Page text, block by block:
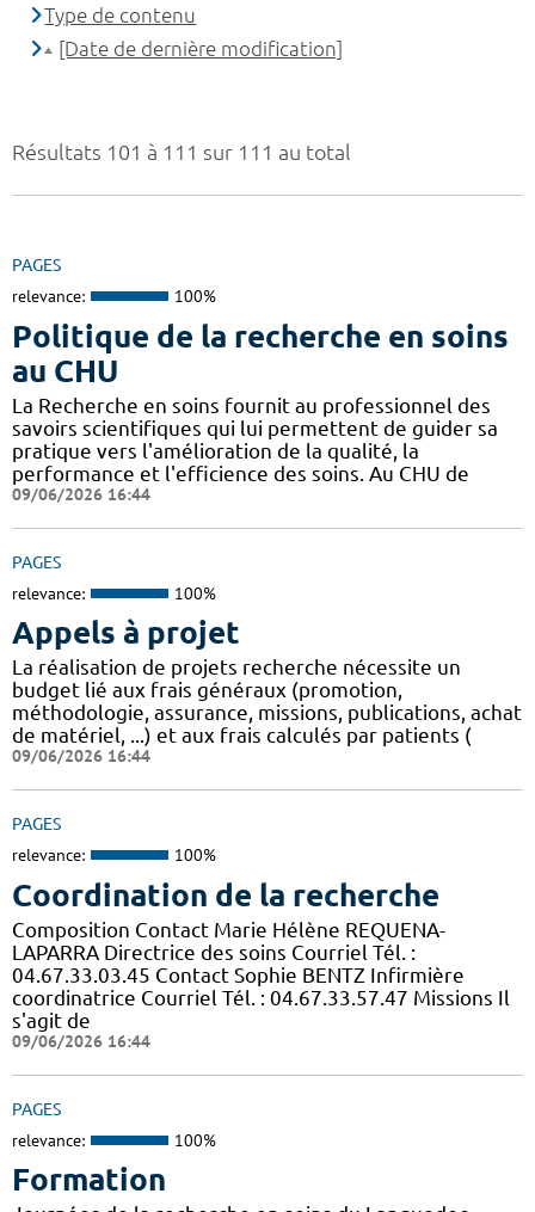
Résultats 101 à 111 sur 111 au total
PAGES
relevance: 100%
Politique de la recherche en soins
au CHU
La Recherche en soins fournit au professionnel des
savoirs scientifiques qui lui permettent de guider sa
pratique vers l'amélioration de la qualité, la
performance et l'efficience des soins. Au CHU de
09/06/2026 16:44
PAGES
relevance: 100%
Appels à projet
La réalisation de projets recherche nécessite un
budget lié aux frais généraux (promotion,
méthodologie, assurance, missions, publications, achat
de matériel, ...) et aux frais calculés par patients (
09/06/2026 16:44
PAGES
relevance: 100%
Coordination de la recherche
Composition Contact Marie Hélène REQUENA-
LAPARRA Directrice des soins Courriel Tél. :
04.67.33.03.45 Contact Sophie BENTZ Infirmière
coordinatrice Courriel Tél. : 04.67.33.57.47 Missions Il
s'agit de
09/06/2026 16:44
PAGES
relevance: 100%
Formation
Type de contenu
[Date de dernière modification]